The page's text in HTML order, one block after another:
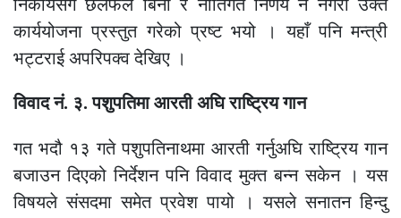
निकायसँग छलफल बिना र नीतिगत निर्णय नै नगरी उक्त
कार्ययोजना प्रस्तुत गरेको प्रष्ट भयो । यहाँ पनि मन्त्री
भट्टराई अपरिपक्व देखिए ।
विवाद नं. ३. पशुपतिमा आरती अघि राष्ट्रिय गान
गत भदौ १३ गते पशुपतिनाथमा आरती गर्नुअघि राष्ट्रिय गान
बजाउन दिएको निर्देशन पनि विवाद मुक्त बन्न सकेन । यस
विषयले संसदमा समेत प्रवेश पायो । यसले सनातन हिन्दु